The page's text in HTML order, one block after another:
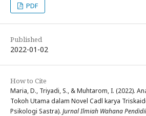
PDF
Published
2022-01-02
How to Cite
Maria, D., Triyadi, S., & Muhtarom, I. (2022).
Tokoh Utama dalam Novel Cadl karya
Psikologi Sastra). Jurnal Ilmiah Wahana